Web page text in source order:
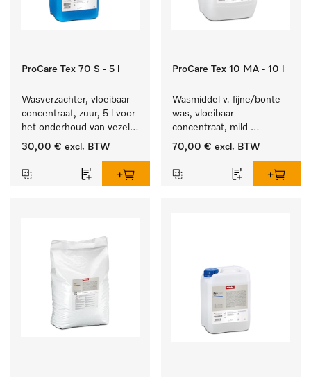
ProCare Tex 70 S - 5 l
Wasverzachter, vloeibaar
concentraat, zuur, 5 l voor
het onderhoud van vezels
zodat het textiel lang
30,00 € excl. BTW
ProCare Tex 10 MA - 10 l
Wasmiddel v. fijne/bonte
was, vloeibaar
concentraat, mild
alkalisch, 10 l voor het
en gevoelig textiel.
70,00 € excl. BTW